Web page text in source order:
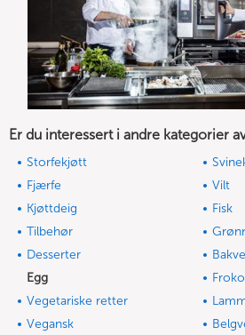
Er du interessert i andre kategorier
Storfekjøtt
Fjærfe
Vilt
Kjøttdeig
Fisk
Tilbehør
Desserter
Egg
Vegetariske retter
Vegansk